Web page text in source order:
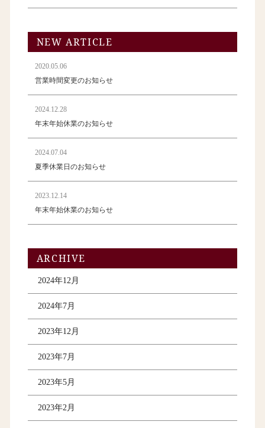
NEW ARTICLE
2020.05.06
営業時間変更のお知らせ
2024.12.28
年末年始休業のお知らせ
2024.07.04
夏季休業日のお知らせ
2023.12.14
年末年始休業のお知らせ
ARCHIVE
2024年12月
2024年7月
2023年12月
2023年7月
2023年5月
2023年2月